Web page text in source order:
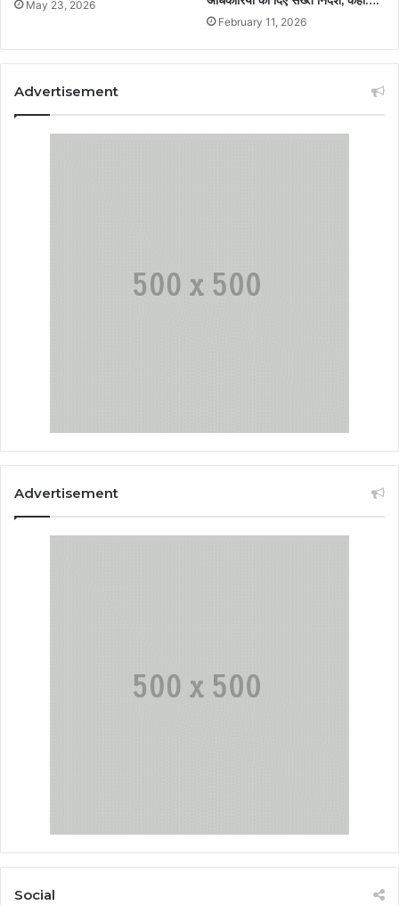
May 23, 2026
February 11, 2026
Advertisement
Advertisement
Social